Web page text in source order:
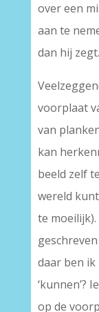
over een
aan te
dan hij zegt.
voorplaat
van
kan
beeld zelf
wereld
te
daar ben ik
‘kunnen’?
op de